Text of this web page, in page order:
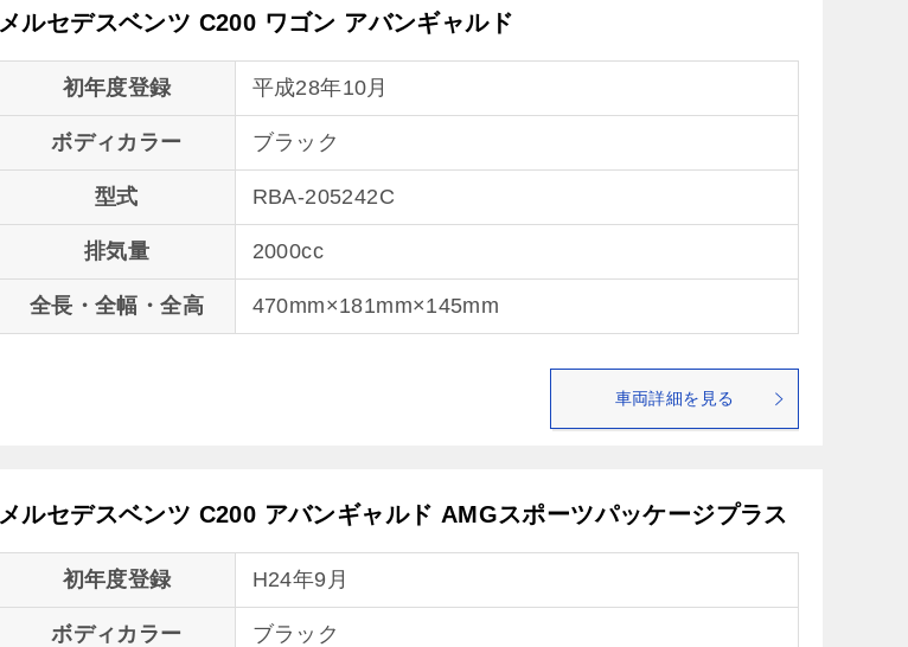
メルセデスベンツ C200 ワゴン アバンギャルド
初年度登録 平成28年10月
ボディカラー ブラック
型式 RBA-205242C
排気量 2000cc
全長・全幅・全高 470mm×181mm×145mm
車両詳細を見る
メルセデスベンツ C200 アバンギャルド AMGスポーツパッケージプラス
初年度登録 H24年9月
ボディカラー ブラック